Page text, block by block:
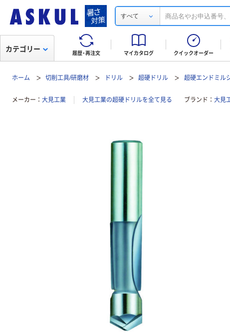
すべて
履歴・再注文 マイカタログ クイックオーダー
カテゴリー
ホーム 切削工具/研磨材 ドリル 超硬ドリル 超硬エンドミル
メーカー 大見工業 大見工業の超硬ドリルを全て見る ブランド 大見